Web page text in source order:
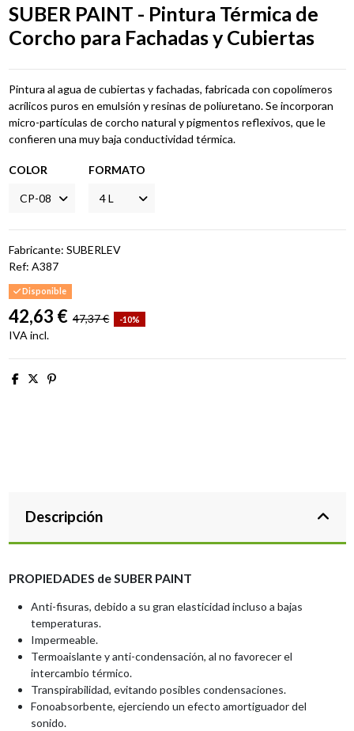
SUBER PAINT - Pintura Térmica de
Corcho para Fachadas y Cubiertas
Pintura al agua de cubiertas y fachadas, fabricada con copolímeros
acrílicos puros en emulsión y resinas de poliuretano. Se incorporan
micro-partículas de corcho natural y pigmentos reflexivos, que le
confieren una muy baja conductividad térmica.
COLOR FORMATO
Fabricante: SUBERLEV
Ref: A387
Disponible
42,63 € 47,37 € -10%
IVA incl.
Descripción
PROPIEDADES de SUBER PAINT
Anti-fisuras, debido a su gran elasticidad incluso a bajas
temperaturas.
Impermeable.
Termoaislante y anti-condensación, al no favorecer el
intercambio térmico.
Transpirabilidad, evitando posibles condensaciones.
Fonoabsorbente, ejerciendo un efecto amortiguador del
sonido.